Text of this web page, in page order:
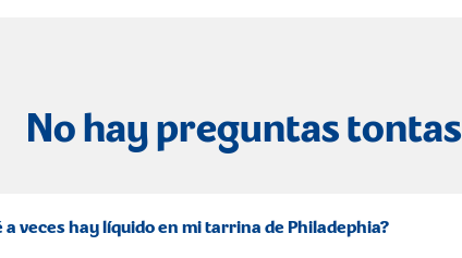
No hay preguntas tontas
a veces hay líquido en mi tarrina de Philadephia?